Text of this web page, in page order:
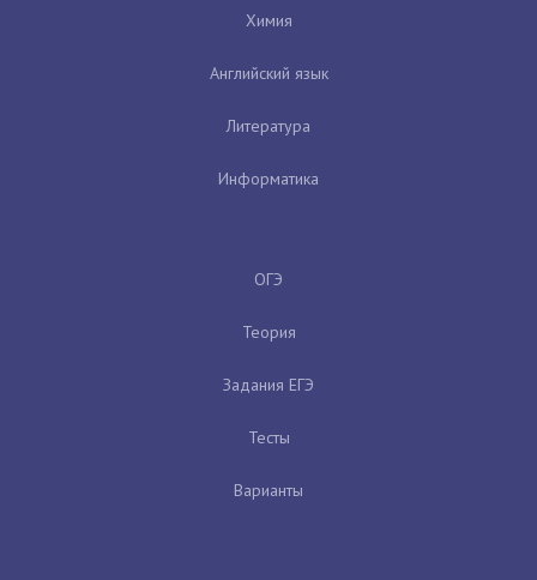
Химия
Английский язык
Литература
Информатика
ОГЭ
Теория
Задания ЕГЭ
Тесты
Варианты